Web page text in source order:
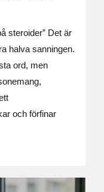
steroider” Det är
halva sanningen.
ord, men
och förfinar